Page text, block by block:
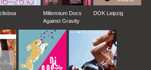
Millennium Docs
Against Gravity
DOK Leipzig